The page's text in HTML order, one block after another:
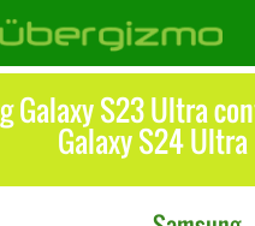
Galaxy S23 Ultra
Galaxy S24 Ultra